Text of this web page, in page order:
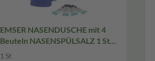
EMSER NASENDUSCHE mit 4
Beuteln NASENSPÜLSALZ 1 St
Kombipackung
1 St